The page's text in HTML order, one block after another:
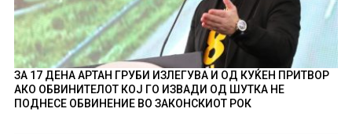
ЗА 17 ДЕНА АРТАН ГРУБИ ИЗЛЕГУВА И ОД КУЌЕН ПРИТВОР
АКО ОБВИНИТЕЛОТ КОЈ ГО ИЗВАДИ ОД ШУТКА НЕ
ПОДНЕСЕ ОБВИНЕНИЕ ВО ЗАКОНСКИОТ РОК